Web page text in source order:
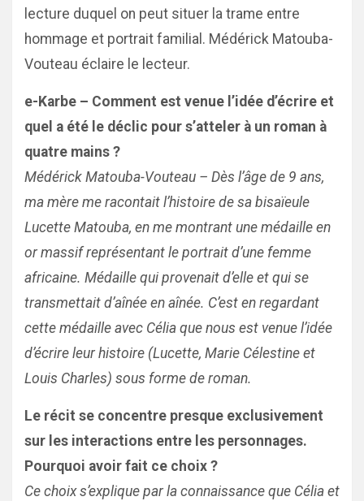
lecture duquel on peut situer la trame entre
hommage et portrait familial. Médérick Matouba-
Vouteau éclaire le lecteur.
e-Karbe – Comment est venue l’idée d’écrire et
quel a été le déclic pour s’atteler à un roman à
quatre mains ?
Médérick Matouba-Vouteau – Dès l’âge de 9 ans,
ma mère me racontait l’histoire de sa bisaïeule
Lucette Matouba, en me montrant une médaille en
or massif représentant le portrait d’une femme
africaine. Médaille qui provenait d’elle et qui se
transmettait d’aînée en aînée. C’est en regardant
cette médaille avec Célia que nous est venue l’idée
d’écrire leur histoire (Lucette, Marie Célestine et
Louis Charles) sous forme de roman.
Le récit se concentre presque exclusivement
sur les interactions entre les personnages.
Pourquoi avoir fait ce choix ?
Ce choix s’explique par la connaissance que Célia et